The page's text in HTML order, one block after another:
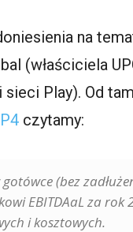
na
(właściciela
sieci Play). Od
czytamy:
(bez
EBITDAaL za rok
i kosztowych.